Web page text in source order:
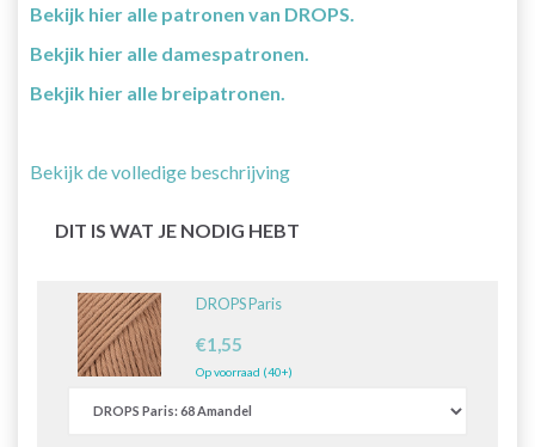
Bekijk hier alle patronen van DROPS.
Bekjik hier alle damespatronen.
Bekjik hier alle breipatronen.
Bekijk de volledige beschrijving
DIT IS WAT JE NODIG HEBT
DROPS Paris
€1,55
Op voorraad (40+)